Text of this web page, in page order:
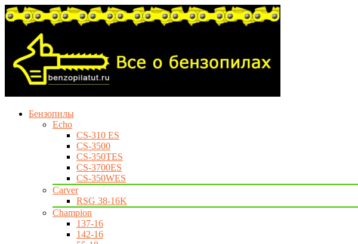
Бензопилы
Echo
CS-310 ES
CS-3500
CS-350TES
CS-3700ES
CS-350WES
Carver
RSG 38-16K
Champion
137-16
142-16